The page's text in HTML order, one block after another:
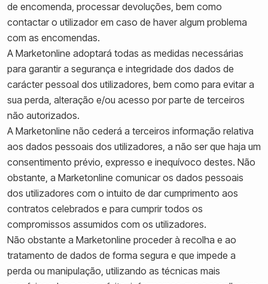
de encomenda, processar devoluções, bem como
contactar o utilizador em caso de haver algum problema
com as encomendas.
A Marketonline adoptará todas as medidas necessárias
para garantir a segurança e integridade dos dados de
carácter pessoal dos utilizadores, bem como para evitar a
sua perda, alteração e/ou acesso por parte de terceiros
não autorizados.
A Marketonline não cederá a terceiros informação relativa
aos dados pessoais dos utilizadores, a não ser que haja um
consentimento prévio, expresso e inequívoco destes. Não
obstante, a Marketonline comunicar os dados pessoais
dos utilizadores com o intuito de dar cumprimento aos
contratos celebrados e para cumprir todos os
compromissos assumidos com os utilizadores.
Não obstante a Marketonline proceder à recolha e ao
tratamento de dados de forma segura e que impede a
perda ou manipulação, utilizando as técnicas mais